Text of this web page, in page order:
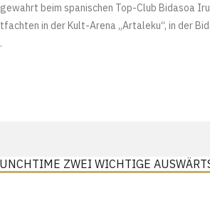
beim spanischen Top-Club Bidasoa
in der Kult-Arena „Artaleku“, in der
ZWEI WICHTIGE